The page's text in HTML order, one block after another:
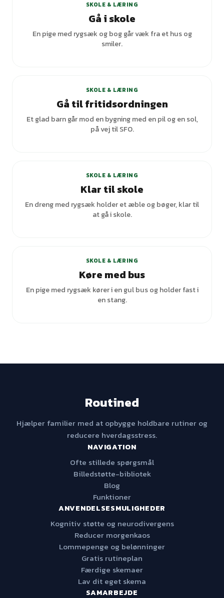
SKOLE & LÆRING
Gå i skole
En pige med rygsæk og bog går væk fra et hus og
smiler.
SKOLE & LÆRING
Gå til fritidsordningen
Et glad barn går mod en bygning med en pil og en sol,
på vej til SFO.
SKOLE & LÆRING
Klar til skole
En dreng med rygsæk holder et æble og bøger, klar til
at gå i skole.
SKOLE & LÆRING
Køre med bus
En pige med rygsæk kører i en gul bus og holder fast i
en stang.
Routined
Hjælper familier med at opbygge holdbare rutiner og
reducere hverdagsstress.
NAVIGATION
Ofte stillede spørgsmål
Billedstøtte-bibliotek
Blog
Funktioner
ANVENDELSESMULIGHEDER
Kognitiv støtte og neurodivergens
Reducer morgenkaos
Lommepenge og belønninger
Gratis rutineplan
Færdige skemaer
Lav dit eget skema
SAMARBEJDE